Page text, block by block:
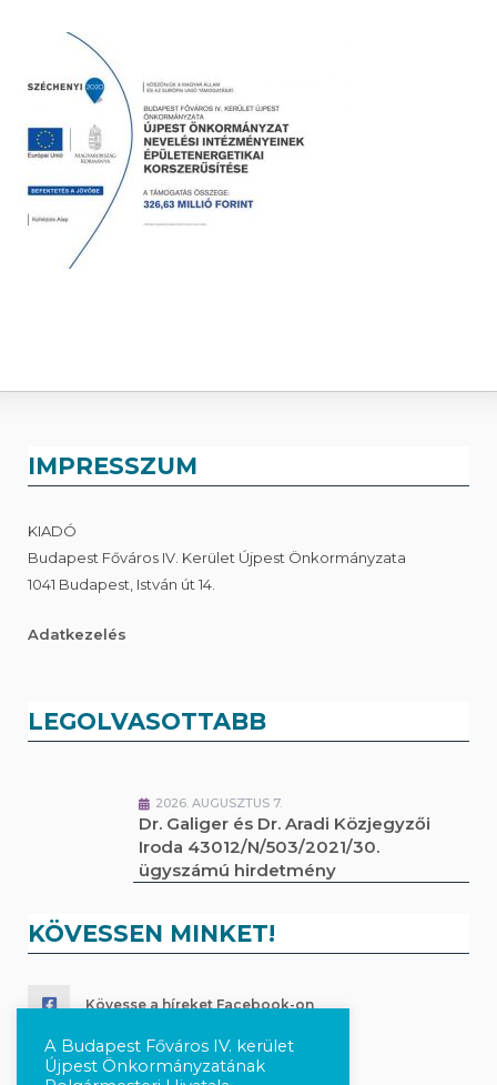
IMPRESSZUM
KIADÓ
Budapest Főváros IV. Kerület Újpest Önkormányzata
1041 Budapest, István út 14.
Adatkezelés
LEGOLVASOTTABB
2026. AUGUSZTUS 7.
Dr. Galiger és Dr. Aradi Közjegyzői
Iroda 43012/N/503/2021/30.
ügyszámú hirdetmény
KÖVESSEN MINKET!
Kövesse a híreket Facebook-on
Követés Instagram-on
A Budapest Főváros IV. kerület
Újpest Önkormányzatának